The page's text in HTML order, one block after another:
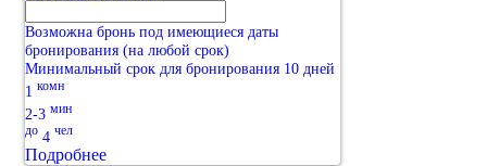
Возможна бронь под имеющиеся даты
бронирования (на любой срок)
Минимальный срок для бронирования 10 дней
1 комн
2-3 мин
до 4 чел
Подробнее